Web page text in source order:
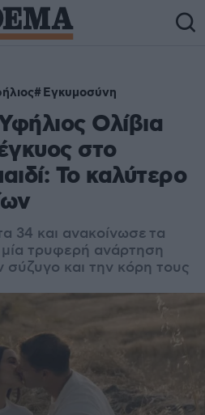
Εγκυμοσύνη
Ολίβια
στο
Το καλύτερο
34 και ανακοίνωσε τα
τρυφερή ανάρτηση
και την κόρη τους